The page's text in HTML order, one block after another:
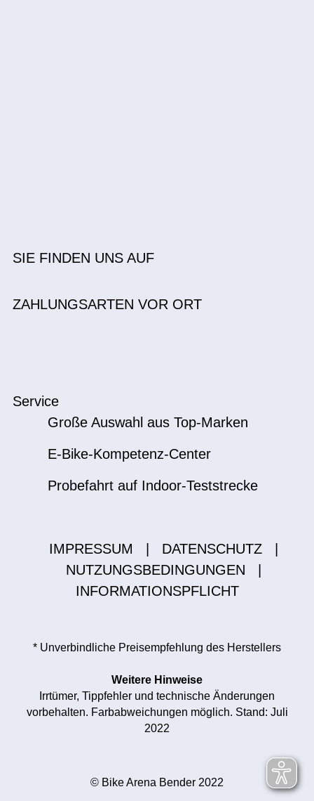
SIE FINDEN UNS AUF
ZAHLUNGSARTEN VOR ORT
Service
Große Auswahl aus Top-Marken
E-Bike-Kompetenz-Center
Probefahrt auf Indoor-Teststrecke
IMPRESSUM DATENSCHUTZ
NUTZUNGSBEDINGUNGEN
INFORMATIONSPFLICHT
* Unverbindliche Preisempfehlung des Herstellers
Weitere Hinweise
Irrtümer, Tippfehler und technische Änderungen
vorbehalten. Farbabweichungen möglich. Stand: Juli
2022
© Bike Arena Bender 2022